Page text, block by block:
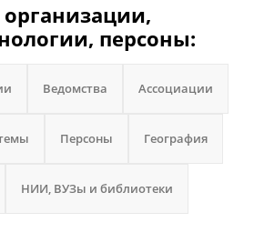
персоны:
Ведомства Ассоциации
Персоны География
НИИ, ВУЗы и библиотеки